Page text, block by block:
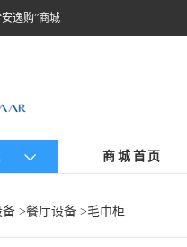
逸购”商城
商城首页
备 >餐厅设备 >毛巾柜